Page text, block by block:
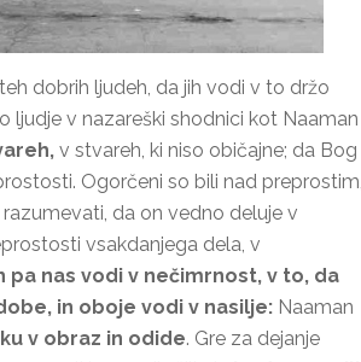
dobrih ljudeh, da jih vodi v to držo
ljudje v nazareški shodnici kot Naaman
v stvareh, ki niso običajne; da Bog
Ogorčeni so bili nad preprostim,
da on vedno deluje v
vsakdanjega dela, v
pa nas vodi v nečimrnost, v to, da
in oboje vodi v nasilje: Naaman
v obraz in odide. Gre za dejanje